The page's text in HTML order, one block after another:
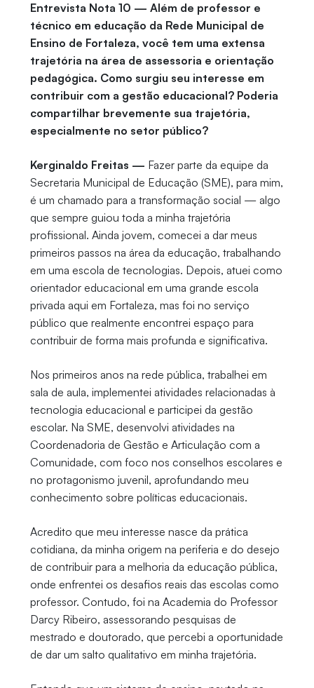
Entrevista Nota 10 — Além de professor e
técnico em educação da Rede Municipal de
Ensino de Fortaleza, você tem uma extensa
trajetória na área de assessoria e orientação
pedagógica. Como surgiu seu interesse em
contribuir com a gestão educacional? Poderia
compartilhar brevemente sua trajetória,
especialmente no setor público?
Kerginaldo Freitas — Fazer parte da equipe da
Secretaria Municipal de Educação (SME), para mim,
é um chamado para a transformação social — algo
que sempre guiou toda a minha trajetória
profissional. Ainda jovem, comecei a dar meus
primeiros passos na área da educação, trabalhando
em uma escola de tecnologias. Depois, atuei como
orientador educacional em uma grande escola
privada aqui em Fortaleza, mas foi no serviço
público que realmente encontrei espaço para
contribuir de forma mais profunda e significativa.
Nos primeiros anos na rede pública, trabalhei em
sala de aula, implementei atividades relacionadas à
tecnologia educacional e participei da gestão
escolar. Na SME, desenvolvi atividades na
Coordenadoria de Gestão e Articulação com a
Comunidade, com foco nos conselhos escolares e
no protagonismo juvenil, aprofundando meu
conhecimento sobre políticas educacionais.
Acredito que meu interesse nasce da prática
cotidiana, da minha origem na periferia e do desejo
de contribuir para a melhoria da educação pública,
onde enfrentei os desafios reais das escolas como
professor. Contudo, foi na Academia do Professor
Darcy Ribeiro, assessorando pesquisas de
mestrado e doutorado, que percebi a oportunidade
de dar um salto qualitativo em minha trajetória.